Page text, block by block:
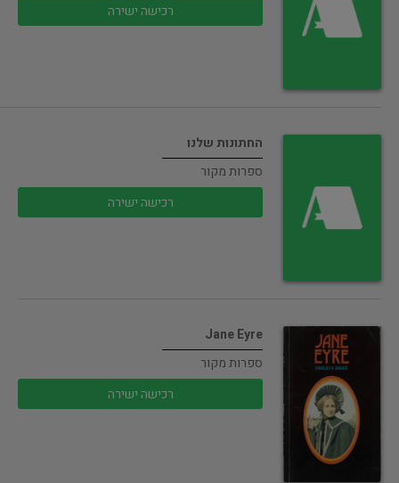
רכישה ישירה
החתונות שלנו
ספרות מקור
רכישה ישירה
Jane Eyre
ספרות מקור
רכישה ישירה